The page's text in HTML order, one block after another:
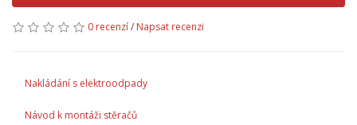
0 recenzí/ Napsat recenzi
Nakládání s elektroodpady
Návod k montáži stěračů